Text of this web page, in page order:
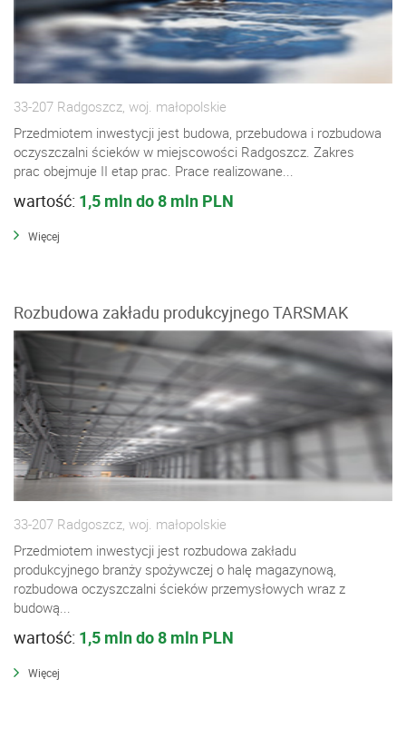
33-207 Radgoszcz, woj. małopolskie
Przedmiotem inwestycji jest budowa, przebudowa i rozbudowa
oczyszczalni ścieków w miejscowości Radgoszcz. Zakres
prac obejmuje II etap prac. Prace realizowane...
wartość: 1,5 mln do 8 mln PLN
Więcej
Rozbudowa zakładu produkcyjnego TARSMAK
33-207 Radgoszcz, woj. małopolskie
Przedmiotem inwestycji jest rozbudowa zakładu
produkcyjnego branży spożywczej o halę magazynową,
rozbudowa oczyszczalni ścieków przemysłowych wraz z
budową...
wartość: 1,5 mln do 8 mln PLN
Więcej